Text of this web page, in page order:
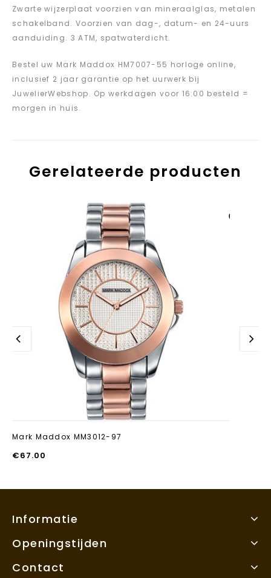
Zwarte wijzerplaat voorzien van mineraalglas, metalen
schakelband. Voorzien van dag-, datum- en 24-uurs
aanduiding. 3 ATM, spatwaterdicht.
Bestel uw Mark Maddox HM7007-55 horloge online,
inclusief 2 jaar garantie op het uurwerk bij
JuwelierWebshop. Op werkdagen voor 16:00 besteld =
morgen in huis.
Gerelateerde producten
Mark Maddox MM3012-97
€67.00
Informatie
Openingstijden
Contact